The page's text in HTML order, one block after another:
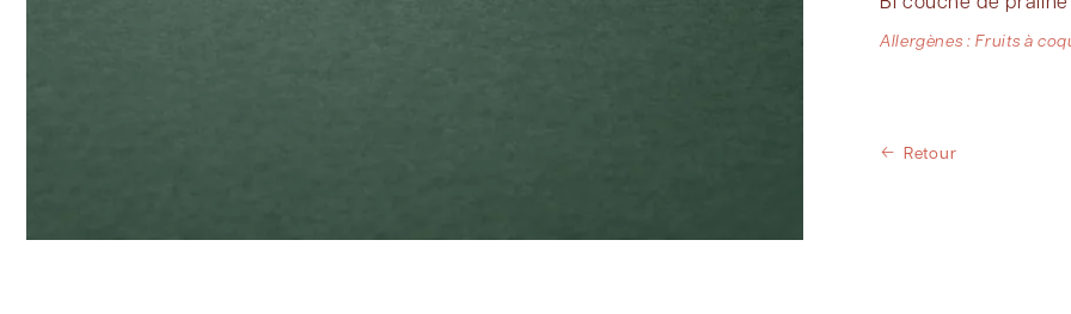
Allergènes : Fruits à
Retour